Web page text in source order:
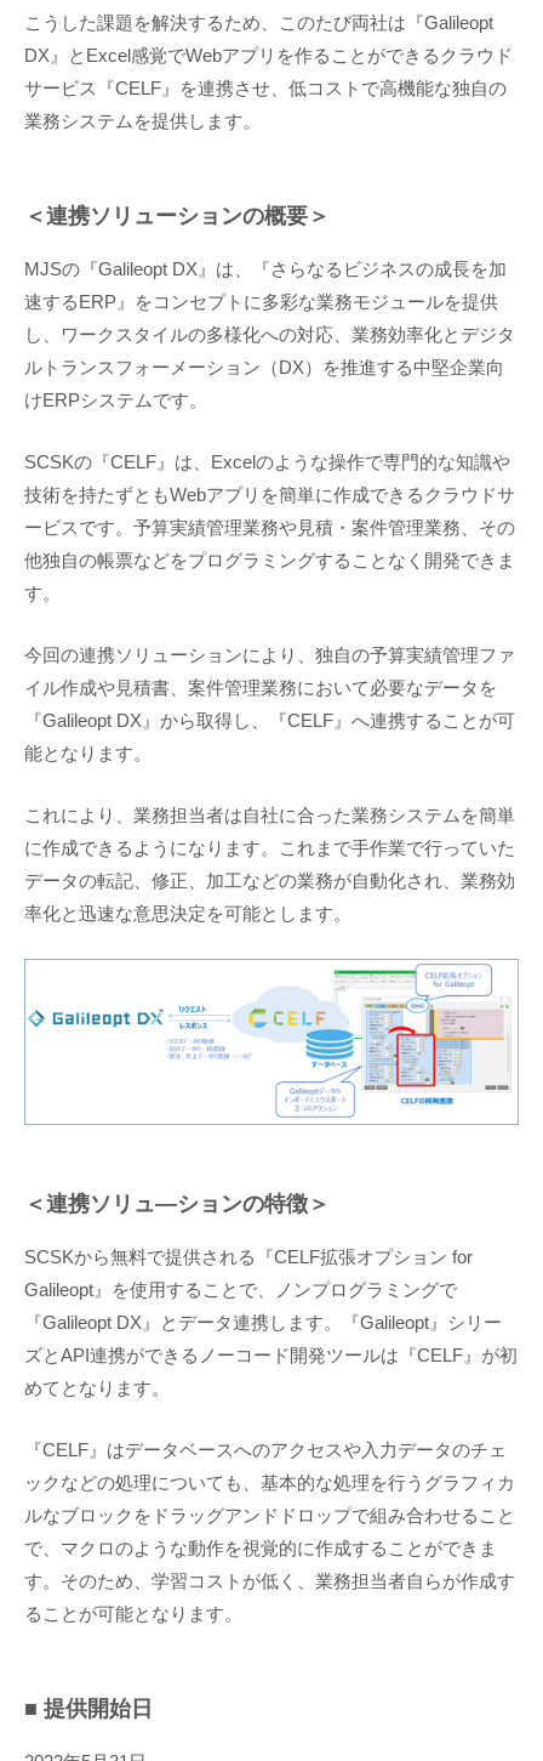
こうした課題を解決するため、このたび両社は『Galileopt
DX』とExcel感覚でWebアプリを作ることができるクラウド
サービス『CELF』を連携させ、低コストで高機能な独自の
業務システムを提供します。
＜連携ソリューションの概要＞
MJSの『Galileopt DX』は、『さらなるビジネスの成長を加
速するERP』をコンセプトに多彩な業務モジュールを提供
し、ワークスタイルの多様化への対応、業務効率化とデジタ
ルトランスフォーメーション（DX）を推進する中堅企業向
けERPシステムです。
SCSKの『CELF』は、Excelのような操作で専門的な知識や
技術を持たずともWebアプリを簡単に作成できるクラウドサ
ービスです。予算実績管理業務や見積・案件管理業務、その
他独自の帳票などをプログラミングすることなく開発できま
す。
今回の連携ソリューションにより、独自の予算実績管理ファ
イル作成や見積書、案件管理業務において必要なデータを
『Galileopt DX』から取得し、『CELF』へ連携することが可
能となります。
これにより、業務担当者は自社に合った業務システムを簡単
に作成できるようになります。これまで手作業で行っていた
データの転記、修正、加工などの業務が自動化され、業務効
率化と迅速な意思決定を可能とします。
＜連携ソリュ―ションの特徴＞
SCSKから無料で提供される『CELF拡張オプション for
Galileopt』を使用することで、ノンプログラミングで
『Galileopt DX』とデータ連携します。『Galileopt』シリー
ズとAPI連携ができるノーコード開発ツールは『CELF』が初
めてとなります。
『CELF』はデータベースへのアクセスや入力データのチェ
ックなどの処理についても、基本的な処理を行うグラフィカ
ルなブロックをドラッグアンドドロップで組み合わせること
で、マクロのような動作を視覚的に作成することができま
す。そのため、学習コストが低く、業務担当者自らが作成す
ることが可能となります。
■ 提供開始日